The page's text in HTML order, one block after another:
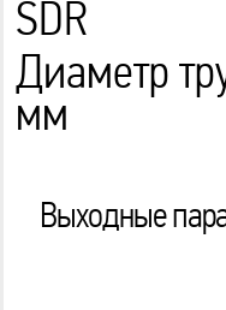
SDR
Диаметр
мм
Выходные